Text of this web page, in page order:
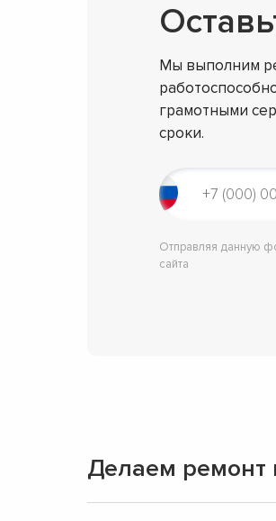
Мы выполним
грамотными
сроки.
Отправляя данную
сайта
Делаем ремонт